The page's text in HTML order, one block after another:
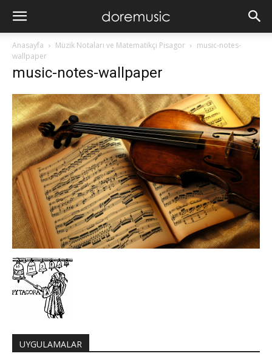
Anasayfa Müzik Notaları ve Matematikçi Pisagor
music-notes-
wallpaper
music-notes-wallpaper
UYGULAMALAR